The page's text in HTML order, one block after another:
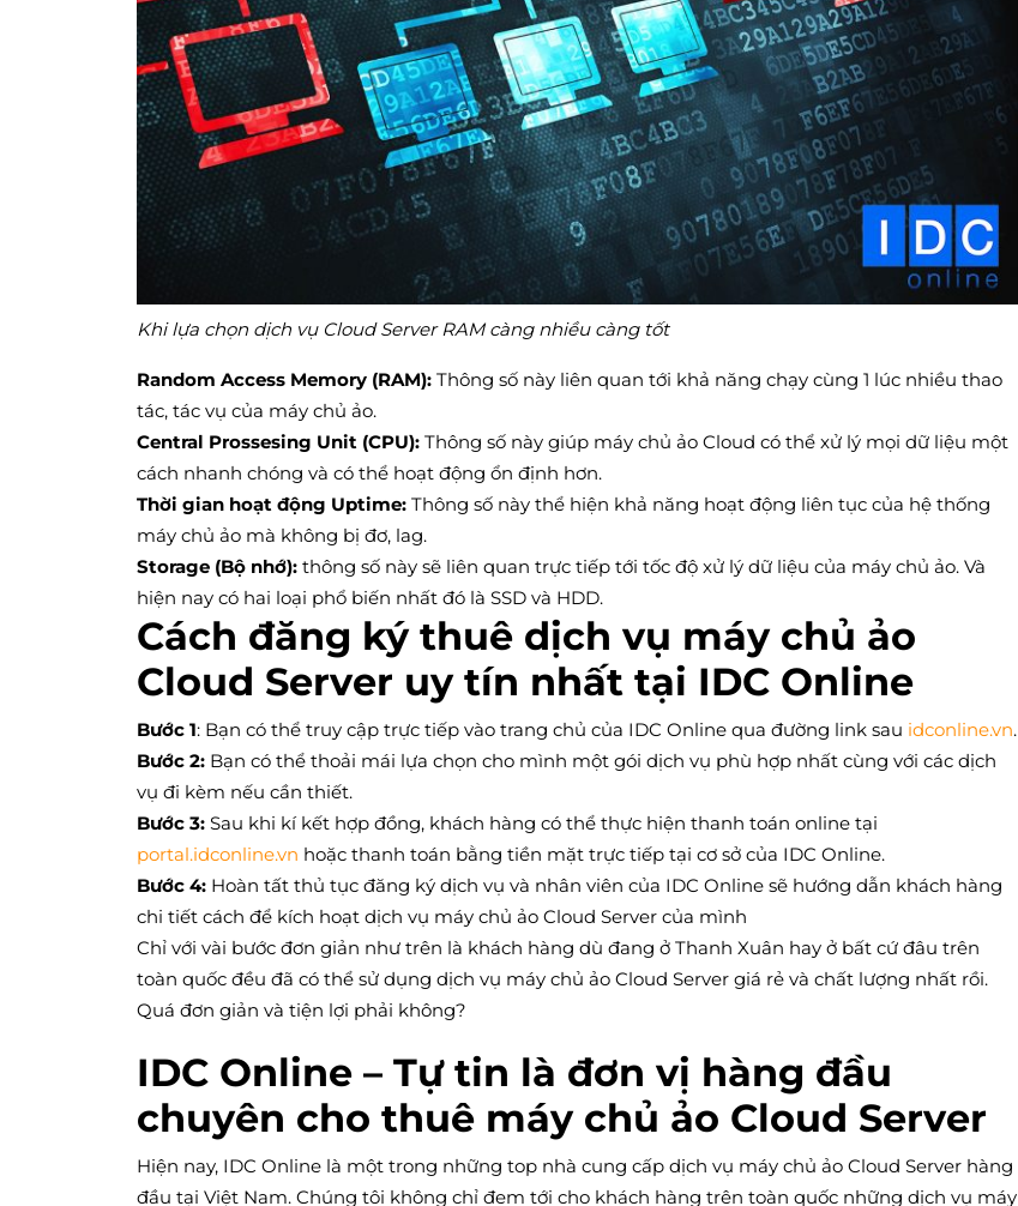
Khi lựa chọn dịch vụ Cloud Server RAM càng nhiều càng tốt
Random Access Memory (RAM): Thông số này liên quan tới khả năng chạy cùng 1 lúc nhiều thao
tác, tác vụ của máy chủ ảo.
Central Prossesing Unit (CPU): Thông số này giúp máy chủ ảo Cloud có thể xử lý mọi dữ liệu một
cách nhanh chóng và có thể hoạt động ổn định hơn.
Thời gian hoạt động Uptime: Thông số này thể hiện khả năng hoạt động liên tục của hệ thống
máy chủ ảo mà không bị đơ, lag.
Storage (Bộ nhớ): thông số này sẽ liên quan trực tiếp tới tốc độ xử lý dữ liệu của máy chủ ảo. Và
hiện nay có hai loại phổ biến nhất đó là SSD và HDD.
Cách đăng ký thuê dịch vụ máy chủ ảo
Cloud Server uy tín nhất tại IDC Online
Bước 1: Bạn có thể truy cập trực tiếp vào trang chủ của IDC Online qua đường link sau idconline.vn.
Bước 2: Bạn có thể thoải mái lựa chọn cho mình một gói dịch vụ phù hợp nhất cùng với các dịch
vụ đi kèm nếu cần thiết.
Bước 3: Sau khi kí kết hợp đồng, khách hàng có thể thực hiện thanh toán online tại
portal.idconline.vn hoặc thanh toán bằng tiền mặt trực tiếp tại cơ sở của IDC Online.
Bước 4: Hoàn tất thủ tục đăng ký dịch vụ và nhân viên của IDC Online sẽ hướng dẫn khách hàng
chi tiết cách để kích hoạt dịch vụ máy chủ ảo Cloud Server của mình
Chỉ với vài bước đơn giản như trên là khách hàng dù đang ở Thanh Xuân hay ở bất cứ đâu trên
toàn quốc đều đã có thể sử dụng dịch vụ máy chủ ảo Cloud Server giá rẻ và chất lượng nhất rồi.
Quá đơn giản và tiện lợi phải không?
IDC Online – Tự tin là đơn vị hàng đầu
chuyên cho thuê máy chủ ảo Cloud Server
Hiện nay, IDC Online là một trong những top nhà cung cấp dịch vụ máy chủ ảo Cloud Server hàng
đầu tại Việt Nam. Chúng tôi không chỉ đem tới cho khách hàng trên toàn quốc những dịch vụ máy